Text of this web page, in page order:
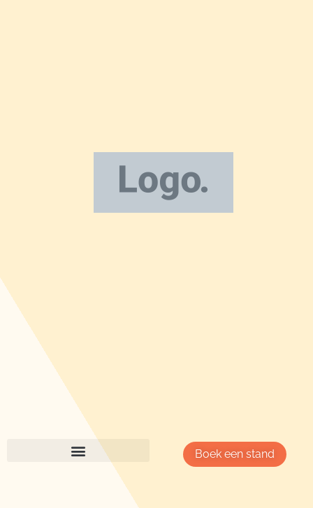
Boek een stand